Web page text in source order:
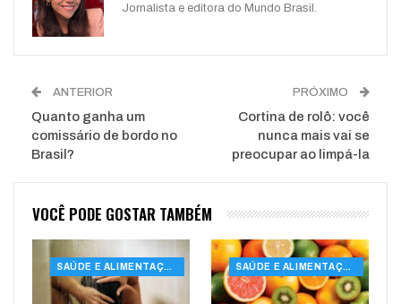
Jornalista e editora do Mundo Brasil.
ANTERIOR
Quanto ganha um
comissário de bordo no
Brasil?
PRÓXIMO
Cortina de rolô: você
nunca mais vai se
preocupar ao limpá-la
VOCÊ PODE GOSTAR TAMBÉM
SAÚDE E ALIMENTAÇÃO SAÚDE E ALIMENTAÇÃO